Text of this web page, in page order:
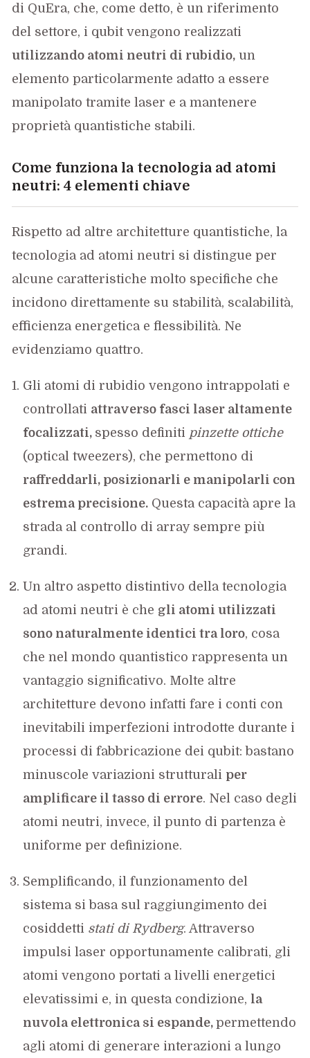
di QuEra, che, come detto, è un riferimento
del settore, i qubit vengono realizzati
utilizzando atomi neutri di rubidio, un
elemento particolarmente adatto a essere
manipolato tramite laser e a mantenere
proprietà quantistiche stabili.
Come funziona la tecnologia ad atomi
neutri: 4 elementi chiave
Rispetto ad altre architetture quantistiche, la
tecnologia ad atomi neutri si distingue per
alcune caratteristiche molto specifiche che
incidono direttamente su stabilità, scalabilità,
efficienza energetica e flessibilità. Ne
evidenziamo quattro.
Gli atomi di rubidio vengono intrappolati e
controllati attraverso fasci laser altamente
focalizzati, spesso definiti pinzette ottiche
(optical tweezers), che permettono di
raffreddarli, posizionarli e manipolarli con
estrema precisione. Questa capacità apre la
strada al controllo di array sempre più
grandi.
Un altro aspetto distintivo della tecnologia
ad atomi neutri è che gli atomi utilizzati
sono naturalmente identici tra loro, cosa
che nel mondo quantistico rappresenta un
vantaggio significativo. Molte altre
architetture devono infatti fare i conti con
inevitabili imperfezioni introdotte durante i
processi di fabbricazione dei qubit: bastano
minuscole variazioni strutturali per
amplificare il tasso di errore. Nel caso degli
atomi neutri, invece, il punto di partenza è
uniforme per definizione.
Semplificando, il funzionamento del
sistema si basa sul raggiungimento dei
cosiddetti stati di Rydberg. Attraverso
impulsi laser opportunamente calibrati, gli
atomi vengono portati a livelli energetici
elevatissimi e, in questa condizione, la
nuvola elettronica si espande,permettendo
agli atomi di generare interazioni a lungo